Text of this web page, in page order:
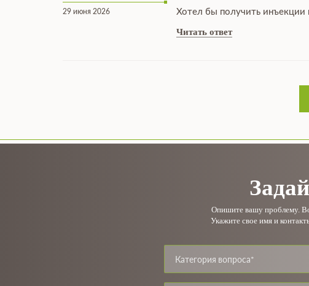
29 июня 2026 Хотел бы получить инъекции
Читать ответ
Опишите вашу проблему.
Укажите свое имя и
Категория вопроса*